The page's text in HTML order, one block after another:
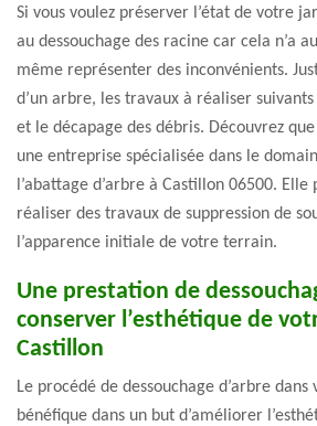
Si vous voulez préserver l’état de votre
au dessouchage des racine car cela n’a
même représenter des inconvénients.
d’un arbre, les travaux à réaliser
et le décapage des débris. Découvrez
une entreprise spécialisée dans le
l’abattage d’arbre à Castillon 06500.
réaliser des travaux de suppression de
l’apparence initiale de votre terrain.
Une prestation de
conserver l’esthétique de
Castillon
Le procédé de dessouchage d’arbre
bénéfique dans un but d’améliorer